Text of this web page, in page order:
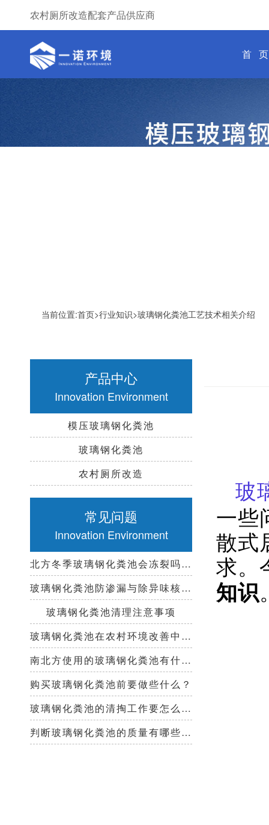
农村厕所改造配套产品供应商
首 页
当前位置:首页>行业知识>玻璃钢化粪池工艺技术相关介绍
产品中心
Innovation Environment
模压玻璃钢化粪池
玻璃钢化粪池
农村厕所改造
常见问题
Innovation Environment
北方冬季玻璃钢化粪池会冻裂吗？需要保温措施吗？
玻璃钢化粪池防渗漏与除异味核心技术指南
玻璃钢化粪池清理注意事项
玻璃钢化粪池在农村环境改善中起到哪些作用？
南北方使用的玻璃钢化粪池有什么区别？
购买玻璃钢化粪池前要做些什么？
玻璃钢化粪池的清掏工作要怎么做？
判断玻璃钢化粪池的质量有哪些好办法？
玻
一些
散式
求。
知识